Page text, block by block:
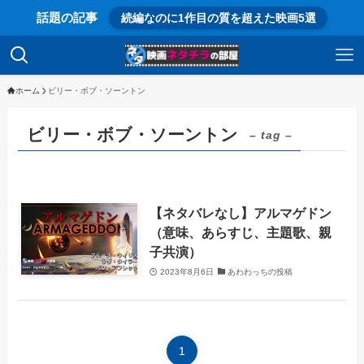
話題の記事 続編なのに1作目の質を超えた映画5選
ホーム ビリー・ボブ・ソーントン
ビリー・ボブ・ソーントン – tag –
【ネタバレなし】アルマゲドン
（意味、あらすじ、主題歌、親
子共演）
2023年8月6日 あわわっちの投稿
1